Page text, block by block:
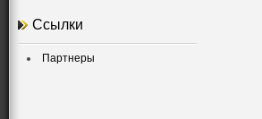
Ссылки
Партнеры